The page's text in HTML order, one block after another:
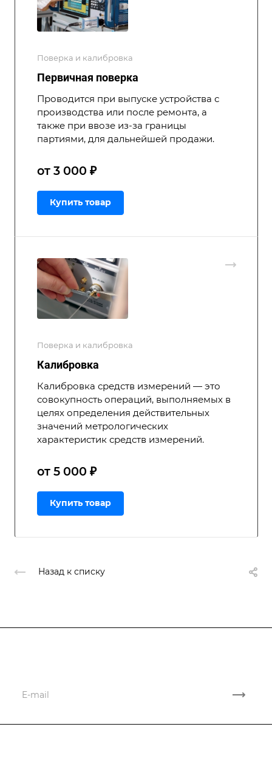
Поверка и калибровка
Первичная поверка
Проводится при выпуске устройства с
производства или после ремонта, а
также при ввозе из-за границы
партиями, для дальнейшей продажи.
от 3 000 ₽
Купить товар
Поверка и калибровка
Калибровка
Калибровка средств измерений — это
совокупность операций, выполняемых в
целях определения действительных
значений метрологических
характеристик средств измерений.
от 5 000 ₽
Купить товар
Назад к списку